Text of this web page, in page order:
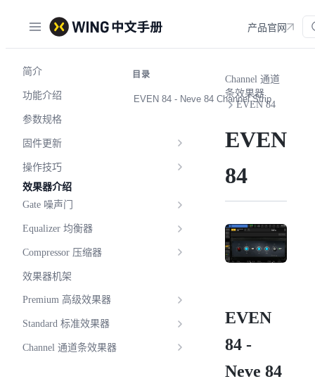
产品官网
简介
功能介绍
参数规格
固件更新
操作技巧
效果器介绍
Gate 噪声门
Equalizer 均衡器
Compressor 压缩器
效果器机架
Premium 高级效果器
Standard 标准效果器
Channel 通道条效果器
Channel 通道
条效果器
EVEN 84
EVEN
84
EVEN
84 -
Neve 84
目录
EVEN 84 - Neve 84 Channel Strip